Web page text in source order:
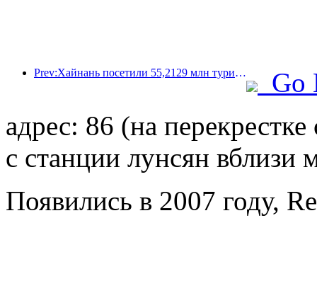
Prev:Хайнань посетили 55,2129 млн туристов в первой половине года.
Go
адрес: 86 (на
с станции лунсян вблизи
Появились в 2007 году,